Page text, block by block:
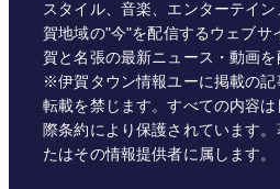
スタイル、音楽、エンターテイ
賀地域の"今"を配信するウェブサ
賀と名張の最新ニュース・動画を
※伊賀タウン情報ユーに掲載の
転載を禁じます。すべての内容
際条約により保護されています
たはその情報提供者に属します。